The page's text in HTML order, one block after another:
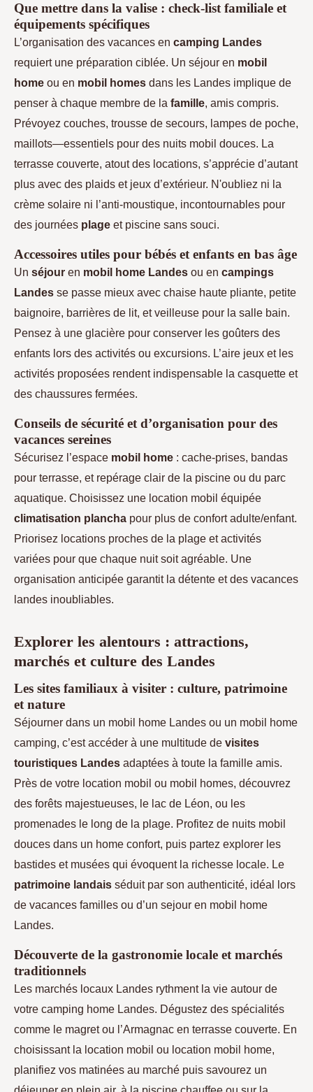
Que mettre dans la valise : check-list familiale et
équipements spécifiques
L’organisation des vacances en camping Landes
requiert une préparation ciblée. Un séjour en mobil
home ou en mobil homes dans les Landes implique de
penser à chaque membre de la famille, amis compris.
Prévoyez couches, trousse de secours, lampes de poche,
maillots—essentiels pour des nuits mobil douces. La
terrasse couverte, atout des locations, s’apprécie d’autant
plus avec des plaids et jeux d’extérieur. N'oubliez ni la
crème solaire ni l’anti-moustique, incontournables pour
des journées plage et piscine sans souci.
Accessoires utiles pour bébés et enfants en bas âge
Un séjour en mobil home Landes ou en campings
Landes se passe mieux avec chaise haute pliante, petite
baignoire, barrières de lit, et veilleuse pour la salle bain.
Pensez à une glacière pour conserver les goûters des
enfants lors des activités ou excursions. L’aire jeux et les
activités proposées rendent indispensable la casquette et
des chaussures fermées.
Conseils de sécurité et d’organisation pour des
vacances sereines
Sécurisez l’espace mobil home : cache-prises, bandas
pour terrasse, et repérage clair de la piscine ou du parc
aquatique. Choisissez une location mobil équipée
climatisation plancha pour plus de confort adulte/enfant.
Priorisez locations proches de la plage et activités
variées pour que chaque nuit soit agréable. Une
organisation anticipée garantit la détente et des vacances
landes inoubliables.
Explorer les alentours : attractions,
marchés et culture des Landes
Les sites familiaux à visiter : culture, patrimoine
et nature
Séjourner dans un mobil home Landes ou un mobil home
camping, c’est accéder à une multitude de visites
touristiques Landes adaptées à toute la famille amis.
Près de votre location mobil ou mobil homes, découvrez
des forêts majestueuses, le lac de Léon, ou les
promenades le long de la plage. Profitez de nuits mobil
douces dans un home confort, puis partez explorer les
bastides et musées qui évoquent la richesse locale. Le
patrimoine landais séduit par son authenticité, idéal lors
de vacances familles ou d’un sejour en mobil home
Landes.
Découverte de la gastronomie locale et marchés
traditionnels
Les marchés locaux Landes rythment la vie autour de
votre camping home Landes. Dégustez des spécialités
comme le magret ou l’Armagnac en terrasse couverte. En
choisissant la location mobil ou location mobil home,
planifiez vos matinées au marché puis savourez un